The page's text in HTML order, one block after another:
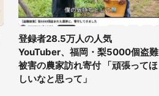
登録者28.5万人の人気
YouTuber、福岡・梨5000個盗難
被害の農家訪れ寄付 「頑張ってほ
しいなと思って」